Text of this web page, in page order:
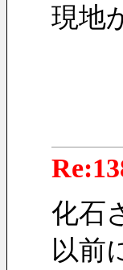
現地
化石
以前